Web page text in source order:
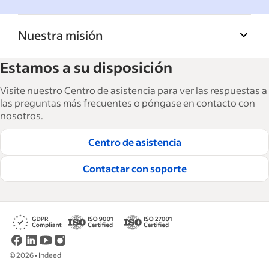
Nuestra misión
Indeed ayuda a las empresas a hacer crecer y
gestionar su fuerza laboral. Con más de
15,000 artículos en 6 idiomas, ofrecemos
consejos tácticos, procedimientos y mejores
prácticas para ayudar a las empresas a
contratar y retener a los mejores empleados.
Lea nuestras guías editoriales
Estamos a su disposición
Visite nuestro Centro de asistencia para ver las respuestas a
las preguntas más frecuentes o póngase en contacto con
nosotros.
Centro de asistencia
Contactar con soporte
©2026• Indeed